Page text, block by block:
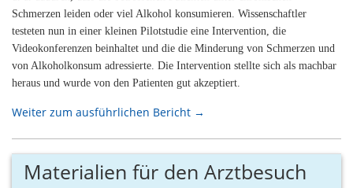
Schmerzen leiden oder viel Alkohol konsumieren. Wissenschaftler
testeten nun in einer kleinen Pilotstudie eine Intervention, die
Videokonferenzen beinhaltet und die die Minderung von Schmerzen und
von Alkoholkonsum adressierte. Die Intervention stellte sich als machbar
heraus und wurde von den Patienten gut akzeptiert.
Weiter zum ausführlichen Bericht →
Materialien für den Arztbesuch